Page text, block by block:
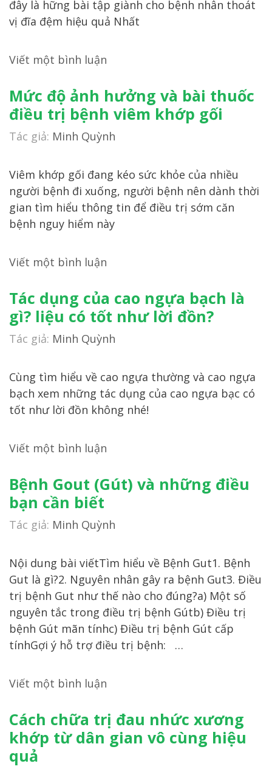
đây là hững bài tập giành cho bệnh nhân thoát
vị đĩa đệm hiệu quả Nhất
Viết một bình luận
Mức độ ảnh hưởng và bài thuốc
điều trị bệnh viêm khớp gối
Tác giả: Minh Quỳnh
Viêm khớp gối đang kéo sức khỏe của nhiều
người bệnh đi xuống, người bệnh nên dành thời
gian tìm hiểu thông tin để điều trị sớm căn
bệnh nguy hiểm này
Viết một bình luận
Tác dụng của cao ngựa bạch là
gì? liệu có tốt như lời đồn?
Tác giả: Minh Quỳnh
Cùng tìm hiểu về cao ngựa thường và cao ngựa
bạch xem những tác dụng của cao ngựa bạc có
tốt như lời đồn không nhé!
Viết một bình luận
Bệnh Gout (Gút) và những điều
bạn cần biết
Tác giả: Minh Quỳnh
Nội dung bài viếtTìm hiểu về Bệnh Gut1. Bệnh
Gut là gì?2. Nguyên nhân gây ra bệnh Gut3. Điều
trị bệnh Gut như thế nào cho đúng?a) Một số
nguyên tắc trong điều trị bệnh Gútb) Điều trị
bệnh Gút mãn tínhc) Điều trị bệnh Gút cấp
tínhGợi ý hỗ trợ điều trị bệnh: …
Viết một bình luận
Cách chữa trị đau nhức xương
khớp từ dân gian vô cùng hiệu
quả